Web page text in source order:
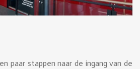
paar stappen naar de ingang van de